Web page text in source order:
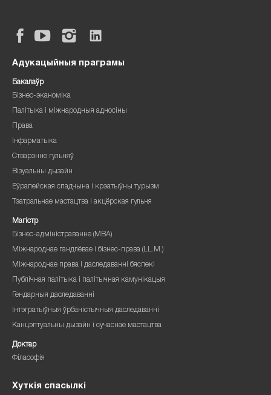
Адукацыйныя праграмы
Бакалаўр
Бізнес-эканоміка
Палітыка і міжнародныя адносіны
Права
Інфарматыка
Стварэнне гульняў
Візуальны дызайн
Еўрапейская спадчына і крэатыўны турызм
Тэатральнае мастацтва і акцёрская гульня
Магістр
Бізнес-адміністраванне (MBA)
Міжнароднае гандлёвае і бізнес-права (LL.M.)
Міжнароднае права і даследаванні бяспекі
Публічная палітыка і палітычная камунікацыя
Гендарныя даследаванні
Інтэгратыўныя ўрбаністычныя даследаванні
Канцэптуальны дызайн і сучаснае мастацтва
Доктар
Філасофія
Хуткія спасылкі